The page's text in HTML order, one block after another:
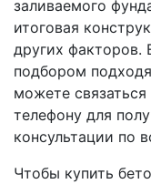
заливаемого
итоговая
других факторов.
подбором
можете
телефону для
консультации по
Чтобы купить